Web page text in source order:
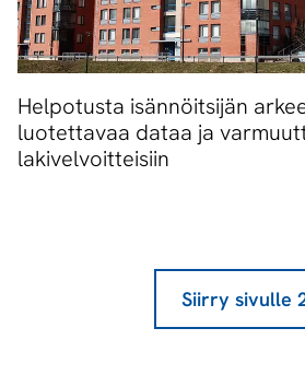
Helpotusta isännöitsijän
luotettavaa dataa ja
lakivelvoitteisiin
Siirry sivulle